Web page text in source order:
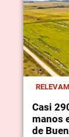
Casi
manos
de